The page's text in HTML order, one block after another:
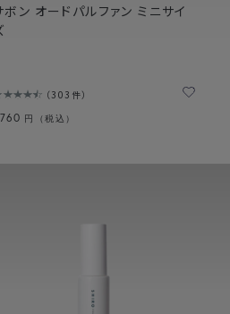
ボン オードパルファン ミニサイ
303件
円（税込）